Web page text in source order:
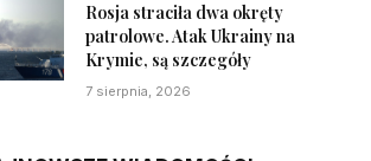
Rosja straciła dwa okręty
patrolowe. Atak Ukrainy na
Krymie, są szczegóły
7 sierpnia, 2026